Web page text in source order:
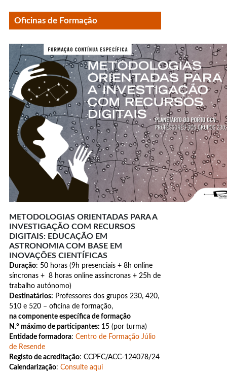
Oficinas de Formação
METODOLOGIAS ORIENTADAS PARA A
INVESTIGAÇÃO COM RECURSOS
DIGITAIS: EDUCAÇÃO EM
ASTRONOMIA COM BASE EM
INOVAÇÕES CIENTÍFICAS
Duração: 50 horas (9h presenciais + 8h online
síncronas + 8 horas online assíncronas + 25h de
trabalho autónomo)
Destinatários: Professores dos grupos 230, 420,
510 e 520 – oficina de formação,
na componente específica de formação
N.º máximo de participantes: 15 (por turma)
Entidade formadora:Centro de Formação Júlio
de Resende
Registo de acreditação: CCPFC/ACC-124078/24
Calendarização:Consulte aqui